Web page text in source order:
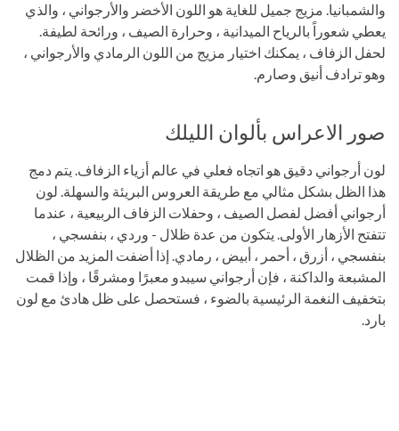
والشمبانيا. مزيج جميل للغاية هو اللون الأخضر والأرجواني ، والذي
يعطي شعوراً بالرياح الميدانية ، وحرارة الصيف ، ورائحة لطيفة.
لحفل الزفاف ، يمكنك اختيار مزيج من اللون الرمادي والأرجواني ،
وهو ترادف أنيق وصارم.
صور الاعراس بألوان الليلك
لون أرجواني دقيق هو اتجاه فعلي في عالم أزياء الزفاف. يتم دمج
هذا الظل بشكل مثالي مع طريقة العروس البريئة والسهلة. لون
أرجواني أفضل لفصل الصيف ، وحفلات الزفاف الربيعية ، عندما
تتفتح الأزهار الأولى. يتكون من عدة ظلال - وردي ، بنفسجي ،
بنفسجي ، أزرق ، أحمر ، أبيض ، رمادي. إذا أضفت المزيد من الظلال
المشبعة والداكنة ، فإن أرجواني سيبدو معبرًا ومشرقًا ، وإذا قمت
بتخفيف النغمة الرئيسية بالضوء ، فستحصل على ظل هادئ مع لون
بارد.